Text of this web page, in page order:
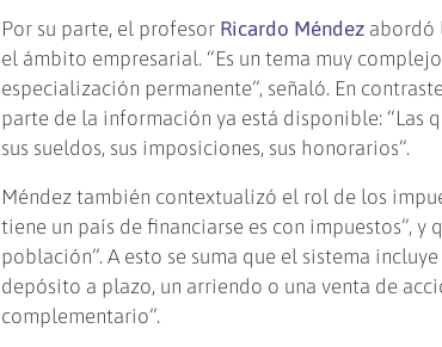
Por su parte, el profesor Ricardo Méndez abordó
el ámbito empresarial. “Es un tema muy
especialización permanente”, señaló. En
parte de la información ya está disponible: “Las
sus sueldos, sus imposiciones, sus honorarios”.
Méndez también contextualizó el rol de los
tiene un país de financiarse es con impuestos”,
población”. A esto se suma que el sistema
depósito a plazo, un arriendo o una venta de
complementario”.